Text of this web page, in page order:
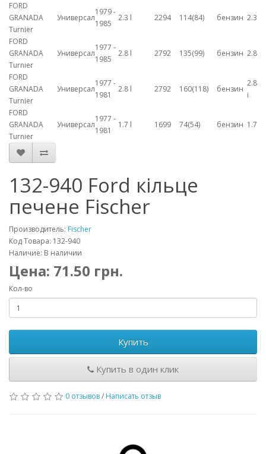
FORD
GRANADA
Turnier
Универсал
1979 -
1985
2.3 l 2294 114(84) бензин 2.3
FORD
GRANADA
Turnier
Универсал
1977 -
1985
2.8 l 2792 135(99) бензин 2.8
FORD
GRANADA
Turnier
Универсал
1977 -
1981
2.8 l 2792 160(118) бензин
2.8
i
FORD
GRANADA
Turnier
Универсал
1977 -
1981
1.7 l 1699 74(54) бензин 1.7
132-940 Ford кільце
печене Fischer
Производитель: Fischer
Код Товара: 132-940
Наличие: В наличии
Цена: 71.50 грн.
Кол-во
Купить
Купить в один клик
0 отзывов/ Написать отзыв